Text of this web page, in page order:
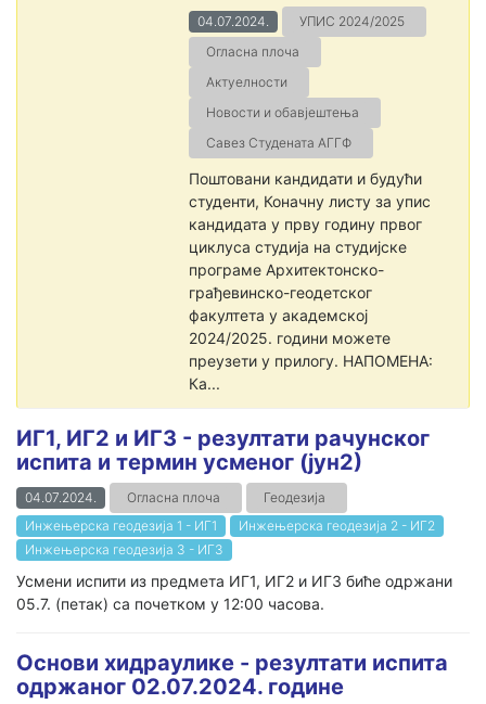
04.07.2024.
УПИС 2024/2025
Огласна плоча
Актуелности
Новости и обавјештења
Савез Студената АГГФ
Поштовани кандидати и будући
студенти, Коначну листу за упис
кандидата у прву годину првог
циклуса студија на студијске
програме Архитектонско-
грађевинско-геодетског
факултета у академској
2024/2025. години можете
преузети у прилогу. НАПОМЕНА:
Ка...
ИГ1, ИГ2 и ИГ3 - резултати рачунског
испита и термин усменог (јун2)
04.07.2024. Огласна плоча
Геодезија
Инжењерска геодезија 1 - ИГ1
Инжењерска геодезија 2 - ИГ2
Инжењерска геодезија 3 - ИГ3
Усмени испити из предмета ИГ1, ИГ2 и ИГ3 биће одржани
05.7. (петак) са почетком у 12:00 часова.
Основи хидраулике - резултати испита
одржаног 02.07.2024. године